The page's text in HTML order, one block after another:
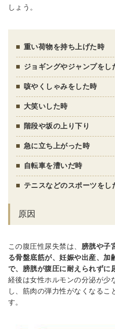
しょう。
重い荷物を持ち上げた時
ジョギングやジャンプをし
咳やくしゃみをした時
大笑いした時
階段や坂の上り下り
急に立ち上がった時
自転車を漕いだ時
テニスなどのスポーツをし
原因
この腹圧性尿失禁は、 膀胱や子
る骨盤底筋が、妊娠や出産、加
で、膀胱が腹圧に耐えられずに
経後は女性ホルモンの分泌が少
し、筋肉の弾力性がなくなるこ
す。